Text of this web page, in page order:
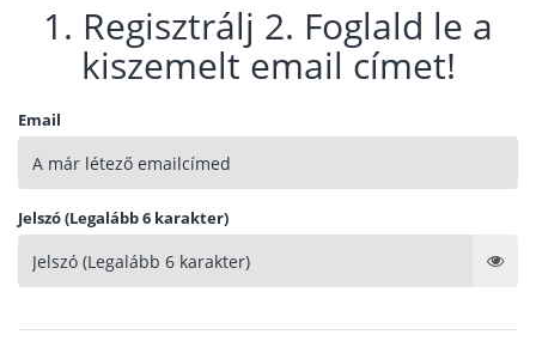
1. Regisztrálj 2. Foglald le a
kiszemelt email címet!
Email
Jelszó (Legalább 6 karakter)